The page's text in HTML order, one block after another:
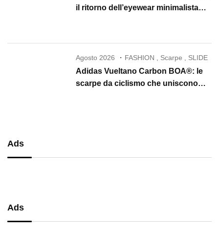
il ritorno dell’eyewear minimalista
Agosto 2026 FASHION Scarpe SLIDE
Adidas Vueltano Carbon BOA®: le
scarpe da ciclismo che uniscono
Ads
Ads